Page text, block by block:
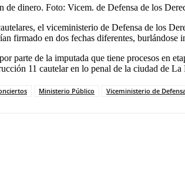
de dinero. Foto: Vicem. de Defensa de los
el viceministerio de Defensa de los
firmado en dos fechas diferentes,
parte de la imputada que tiene procesos en
11 cautelar en lo penal de la ciudad de
Ministerio Público Viceministerio de